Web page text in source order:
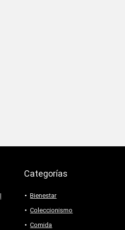
Categorías
Bienestar
Coleccionismo
Comida